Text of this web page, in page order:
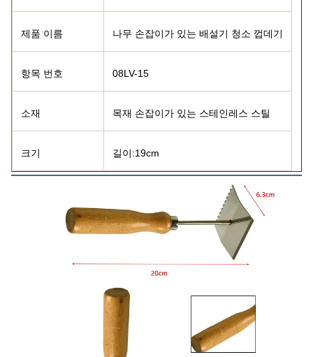
제품 이름 나무 손잡이가 있는 배설기 청소 껍데기
항목 번호 08LV-15
소재 목재 손잡이가 있는 스테인레스 스틸
크기 길이:19cm